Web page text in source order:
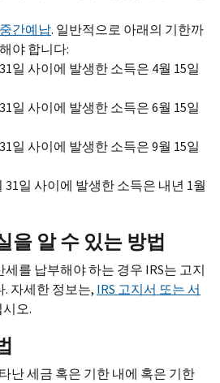
간예납. 일반적으로 아래의 기한까
야 합니다:
일 사이에 발생한 소득은 4월 15일
일 사이에 발생한 소득은 6월 15일
일 사이에 발생한 소득은 9월 15일
31일 사이에 발생한 소득은 내년 1월
을 알 수 있는 방법
를 납부해야 하는 경우 IRS는 고지
자세한 정보는, IRS 고지서 또는 서
오.
난 세금 혹은 기한 내에 혹은 기한